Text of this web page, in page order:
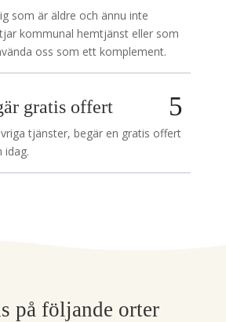
som är äldre och ännu inte
kommunal hemtjänst eller som
oss som ett komplement.
gratis offert
tjänster, begär en gratis offert
idag.
på följande orter